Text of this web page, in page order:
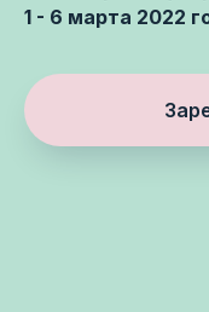
1 - 6 марта 2022